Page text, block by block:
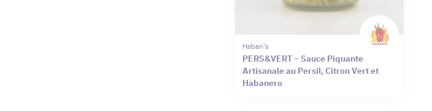
Haban's
PERS&VERT – Sauce Piquante
Artisanale au Persil, Citron Vert et
Habanero